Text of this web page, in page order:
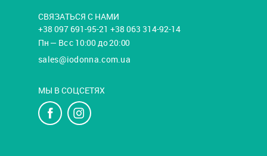
СВЯЗАТЬСЯ С НАМИ
+38 097 691-95-21 +38 063 314-92-14
Пн — Вс с 10:00 до 20:00
sales@iodonna.com.ua
МЫ В СОЦСЕТЯХ